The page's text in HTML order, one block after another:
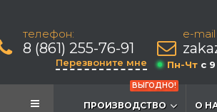
телефон:
8 (861) 255-76-91
Перезвоните мне
e-mail
Пн-Чт c 9
ВЫГОДНО!
ПРОИЗВОДСТВО О